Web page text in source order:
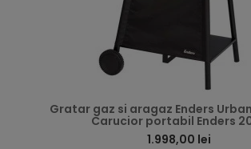
Gratar gaz si aragaz Enders
Carucior portabil Enders
1.998,00 lei